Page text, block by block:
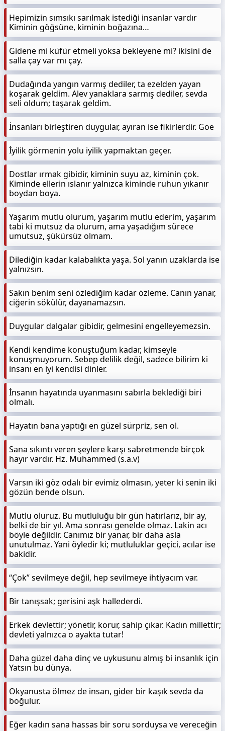
Hepimizin sımsıkı sarılmak istediği insanlar vardır
Kiminin göğsüne, kiminin boğazına…
Gidene mi küfür etmeli yoksa bekleyene mi? ikisini de
salla çay var mı çay.
Dudağında yangın varmış dediler, ta ezelden yayan
koşarak geldim. Alev yanaklara sarmış dediler, sevda
seli oldum; taşarak geldim.
İnsanları birleştiren duygular, ayıran ise fikirlerdir. Goe
İyilik görmenin yolu iyilik yapmaktan geçer.
Dostlar ırmak gibidir, kiminin suyu az, kiminin çok.
Kiminde ellerin ıslanır yalnızca kiminde ruhun yıkanır
boydan boya.
Yaşarım mutlu olurum, yaşarım mutlu ederim, yaşarım
tabi ki mutsuz da olurum, ama yaşadığım sürece
umutsuz, şükürsüz olmam.
Dilediğin kadar kalabalıkta yaşa. Sol yanın uzaklarda ise
yalnızsın.
Sakın benim seni özlediğim kadar özleme. Canın yanar,
ciğerin sökülür, dayanamazsın.
Duygular dalgalar gibidir, gelmesini engelleyemezsin.
Kendi kendime konuştuğum kadar, kimseyle
konuşmuyorum. Sebep delilik değil, sadece bilirim ki
insanı en iyi kendisi dinler.
İnsanın hayatında uyanmasını sabırla beklediği biri
olmalı.
Hayatın bana yaptığı en güzel sürpriz, sen ol.
Sana sıkıntı veren şeylere karşı sabretmende birçok
hayır vardır. Hz. Muhammed (s.a.v)
Varsın iki göz odalı bir evimiz olmasın, yeter ki senin iki
gözün bende olsun.
Mutlu oluruz. Bu mutluluğu bir gün hatırlarız, bir ay,
belki de bir yıl. Ama sonrası genelde olmaz. Lakin acı
böyle değildir. Canımız bir yanar, bir daha asla
unutulmaz. Yani öyledir ki; mutluluklar geçici, acılar ise
bakidir.
“Çok” sevilmeye değil, hep sevilmeye ihtiyacım var.
Bir tanışsak; gerisini aşk hallederdi.
Erkek devlettir; yönetir, korur, sahip çıkar. Kadın millettir;
devleti yalnızca o ayakta tutar!
Daha güzel daha dinç ve uykusunu almış bi insanlık için
Yatsın bu dünya.
Okyanusta ölmez de insan, gider bir kaşık sevda da
boğulur.
Eğer kadın sana hassas bir soru sorduysa ve vereceğin